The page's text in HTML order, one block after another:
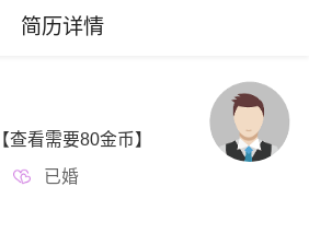
简历详情
【查看需要80金币】
已婚